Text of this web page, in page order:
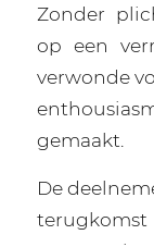
Zonder
op een
verwonde
gemaakt.
De